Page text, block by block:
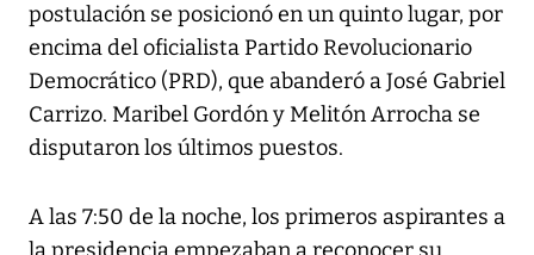
postulación se posicionó en un quinto lugar, por
encima del oficialista Partido Revolucionario
Democrático (PRD), que abanderó a José Gabriel
Carrizo. Maribel Gordón y Melitón Arrocha se
disputaron los últimos puestos.
A las 7:50 de la noche, los primeros aspirantes a